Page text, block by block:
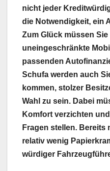
nicht jeder
die Notwendigkeit, ein
Zum Glück müssen
uneingeschränkte
passenden
Schufa werden auch
kommen, stolzer
Wahl zu sein. Dabei
Komfort verzichten
Fragen stellen. Bereits
relativ wenig
würdiger